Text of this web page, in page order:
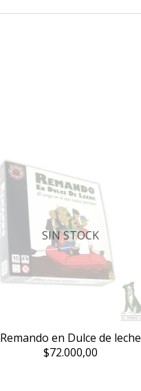
SIN STOCK
Remando en Dulce de leche
$72.000,00